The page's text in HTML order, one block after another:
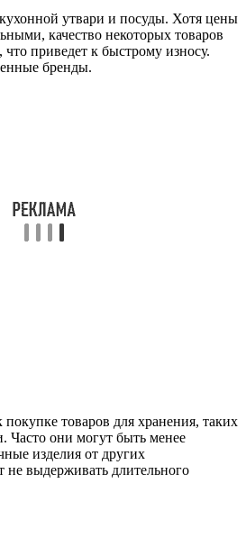
утвари и посуды. Хотя цены
качество некоторых товаров
что приведет к быстрому износу.
бренды.
товаров для хранения, таких
Часто они могут быть менее
изделия от других
не выдерживать длительного